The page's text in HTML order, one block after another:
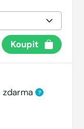
Koupit
?